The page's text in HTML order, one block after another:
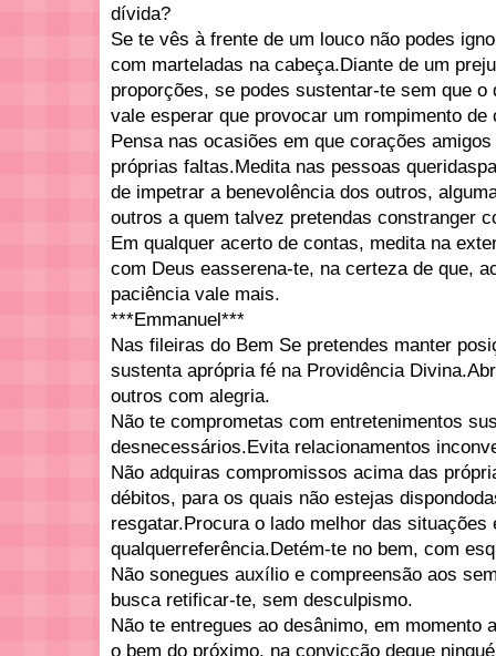
dívida?
Se te vês à frente de um louco não podes
com marteladas na cabeça.Diante de um
proporções, se podes sustentar-te sem que
vale esperar que provocar um rompimento
Pensa nas ocasiões em que corações
próprias faltas.Medita nas pessoas
de impetrar a benevolência dos outros,
outros a quem talvez pretendas constranger
Em qualquer acerto de contas, medita na
com Deus easserena-te, na certeza de que,
paciência vale mais.
***Emmanuel***
Nas fileiras do Bem Se pretendes manter
sustenta aprópria fé na Providência
outros com alegria.
Não te comprometas com entretenimentos
desnecessários.Evita relacionamentos
Não adquiras compromissos acima das
débitos, para os quais não estejas
resgatar.Procura o lado melhor das situações
qualquerreferência.Detém-te no bem, com
Não sonegues auxílio e compreensão aos
busca retificar-te, sem desculpismo.
Não te entregues ao desânimo, em momento
o bem do próximo, na convicção deque